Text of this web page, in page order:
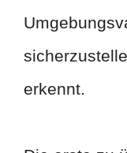
erkennt.